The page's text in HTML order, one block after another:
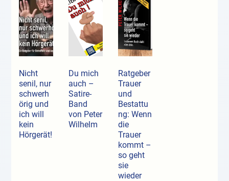
Nicht
senil, nur
schwerh
örig und
ich will
kein
Hörgerät!
Du mich
auch –
Satire-
Band
von Peter
Wilhelm
Ratgeber
Trauer
und
Bestattu
ng: Wenn
die
Trauer
kommt –
so geht
sie
wieder